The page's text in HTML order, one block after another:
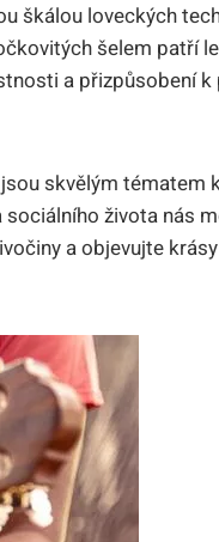
škálou loveckých
šelem patří
a přizpůsobení
skvělým tématem
života nás
a objevujte krásy